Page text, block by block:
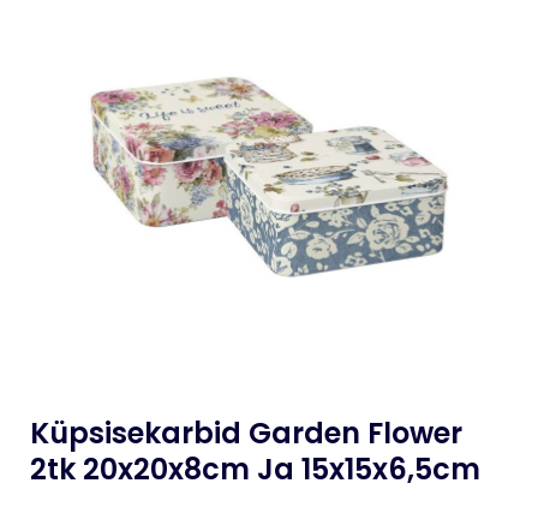
Küpsisekarbid Garden Flower
2tk 20x20x8cm Ja 15x15x6,5cm